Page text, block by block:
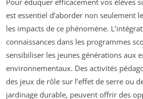
est essentiel d’aborder non seulement
les impacts de ce phénomène.
connaissances dans les programmes
sensibiliser les jeunes générations aux
environnementaux. Des activités
des jeux de rôle sur l’effet de serre ou
jardinage durable, peuvent offrir des